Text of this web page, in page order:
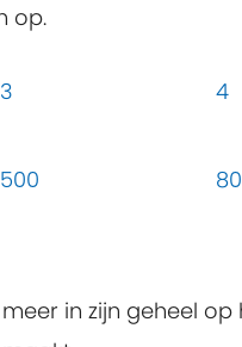
op.
3 4
500
in zijn geheel op